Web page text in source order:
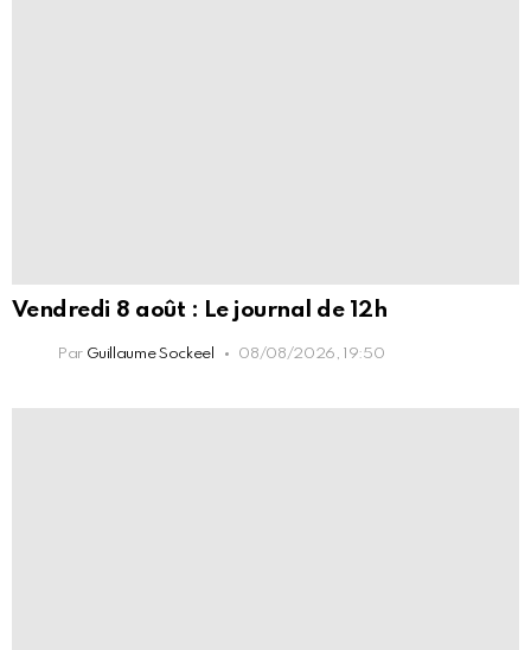
Vendredi 8 août : Le journal de 12h
Par Guillaume Sockeel 08/08/2026, 19:50